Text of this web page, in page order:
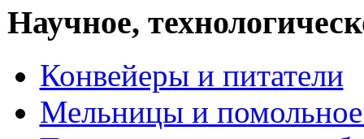
Научное,
Конвейеры и питатели
Мельницы и помольное